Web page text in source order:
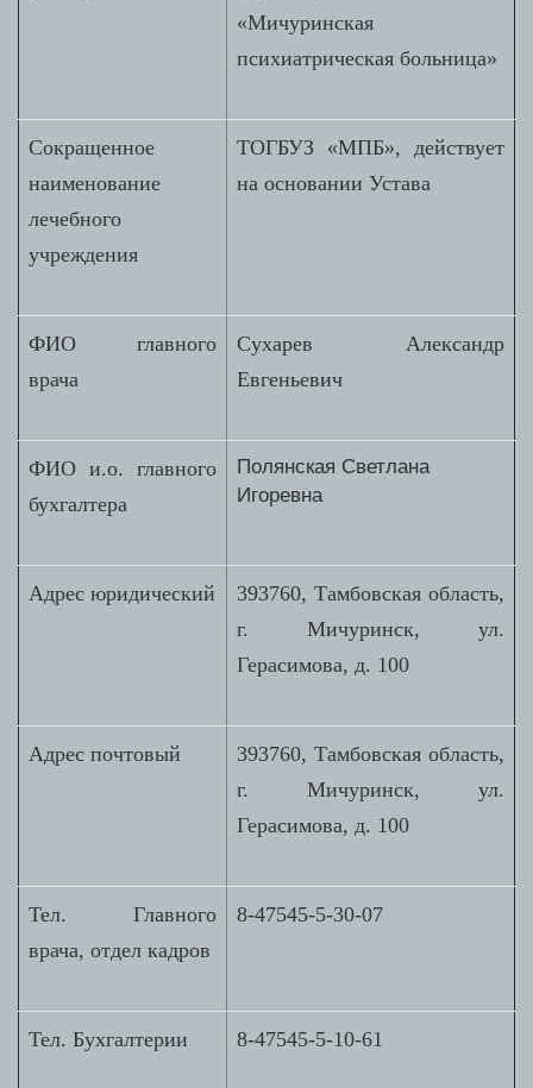
«Мичуринская
психиатрическая больница»
Сокращенное
наименование
лечебного
учреждения
ТОГБУЗ «МПБ», действует
на основании Устава
ФИО главного
врача
Сухарев Александр
Евгеньевич
ФИО и.о. главного
бухгалтера
Полянская Светлана
Игоревна
Адрес юридический
393760, Тамбовская область,
г. Мичуринск, ул.
Герасимова, д. 100
Адрес почтовый
393760, Тамбовская область,
г. Мичуринск, ул.
Герасимова, д. 100
Тел. Главного
врача, отдел кадров
8-47545-5-30-07
Тел. Бухгалтерии 8-47545-5-10-61